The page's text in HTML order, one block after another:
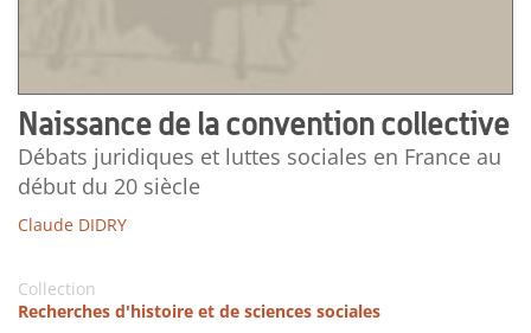
Naissance de la convention collective
Débats juridiques et luttes sociales en France au
début du 20 siècle
Claude DIDRY
Collection
Recherches d'histoire et de sciences sociales